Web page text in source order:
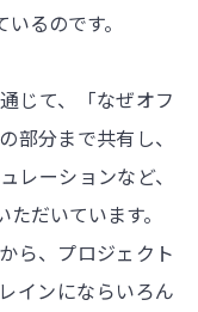
るのです。
じて、「なぜオフ
部分まで共有し、
レーションなど、
だいています。
ら、プロジェクト
インにならいろん